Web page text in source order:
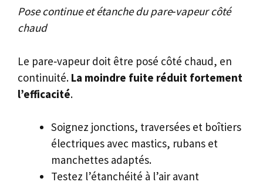
Pose continue et étanche du pare‑vapeur côté
chaud
Le pare‑vapeur doit être posé côté chaud, en
continuité. La moindre fuite réduit fortement
l’efficacité.
Soignez jonctions, traversées et boîtiers
électriques avec mastics, rubans et
manchettes adaptés.
Testez l’étanchéité à l’air avant